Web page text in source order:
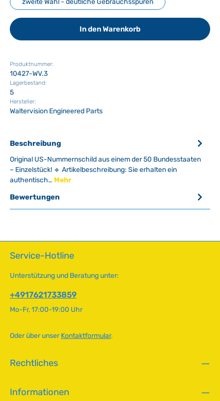
In den Warenkorb
Produktnummer:
10427-WV.3
Lagerbestand:
5
Hersteller:
Waltervision Engineered Parts
Beschreibung
Original US-Nummernschild aus einem der 50 Bundesstaaten
– Einzelstück! 🔹 Artikelbeschreibung: Sie erhalten ein
authentisch… Mehr
Bewertungen
Service-Hotline
Unterstützung und Beratung unter:
+4917621733859
Mo-Fr, 17:00-19:00 Uhr
Oder über unserKontaktformular.
Rechtliches
Informationen